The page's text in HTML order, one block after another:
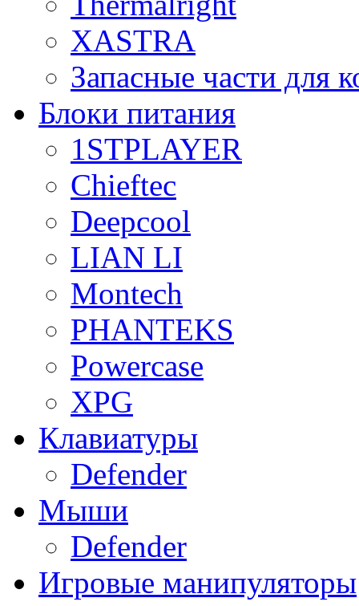
XASTRA
Запасные части для
Блоки питания
1STPLAYER
Chieftec
Deepcool
LIAN LI
Montech
PHANTEKS
Powercase
XPG
Клавиатуры
Defender
Мыши
Defender
Игровые манипуляторы